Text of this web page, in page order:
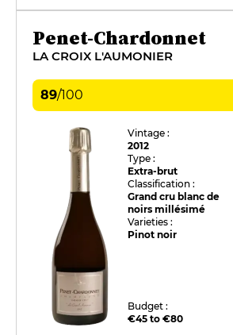
Penet-Chardonnet
LA CROIX L'AUMONIER
89/100
Vintage :
2012
Type :
Extra-brut
Classification :
Grand cru blanc de
noirs millésimé
Varieties :
Pinot noir
Budget :
€45 to €80